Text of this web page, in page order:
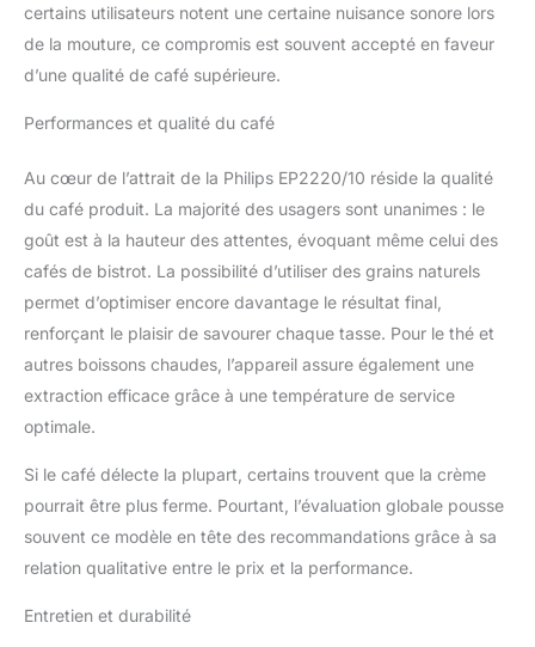
certains utilisateurs notent une certaine nuisance sonore lors
de la mouture, ce compromis est souvent accepté en faveur
d’une qualité de café supérieure.
Performances et qualité du café
Au cœur de l’attrait de la Philips EP2220/10 réside la qualité
du café produit. La majorité des usagers sont unanimes : le
goût est à la hauteur des attentes, évoquant même celui des
cafés de bistrot. La possibilité d’utiliser des grains naturels
permet d’optimiser encore davantage le résultat final,
renforçant le plaisir de savourer chaque tasse. Pour le thé et
autres boissons chaudes, l’appareil assure également une
extraction efficace grâce à une température de service
optimale.
Si le café délecte la plupart, certains trouvent que la crème
pourrait être plus ferme. Pourtant, l’évaluation globale pousse
souvent ce modèle en tête des recommandations grâce à sa
relation qualitative entre le prix et la performance.
Entretien et durabilité